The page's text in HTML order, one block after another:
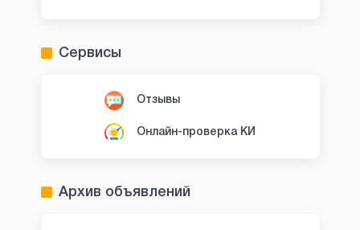
Сервисы
Отзывы
Онлайн-проверка КИ
Архив объявлений